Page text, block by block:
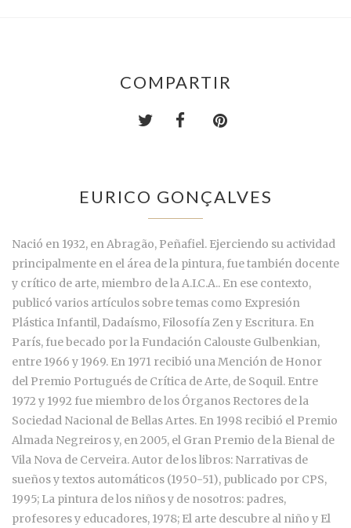
COMPARTIR
EURICO GONÇALVES
Nació en 1932, en Abragão, Peñafiel. Ejerciendo su actividad
principalmente en el área de la pintura, fue también docente
y crítico de arte, miembro de la A.I.C.A.. En ese contexto,
publicó varios artículos sobre temas como Expresión
Plástica Infantil, Dadaísmo, Filosofía Zen y Escritura. En
París, fue becado por la Fundación Calouste Gulbenkian,
entre 1966 y 1969. En 1971 recibió una Mención de Honor
del Premio Portugués de Crítica de Arte, de Soquil. Entre
1972 y 1992 fue miembro de los Órganos Rectores de la
Sociedad Nacional de Bellas Artes. En 1998 recibió el Premio
Almada Negreiros y, en 2005, el Gran Premio de la Bienal de
Vila Nova de Cerveira. Autor de los libros: Narrativas de
sueños y textos automáticos (1950-51), publicado por CPS,
1995; La pintura de los niños y de nosotros: padres,
profesores y educadores, 1978; El arte descubre al niño y El